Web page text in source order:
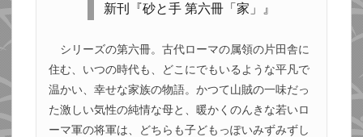
新刊『砂と手 第六冊「家」』
シリーズの第六冊。古代ローマの属領の片田舎に
住む、いつの時代も、どこにでもいるような平凡で
温かい、幸せな家族の物語。かつて山賊の一味だっ
た激しい気性の純情な母と、暖かくのんきな若いロ
ーマ軍の将軍は、どちらも子どもっぽいみずみずし